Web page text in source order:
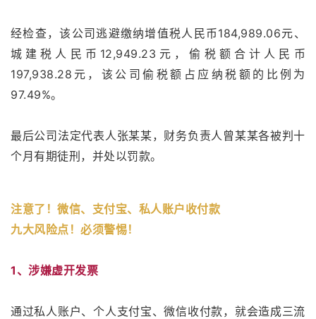
经检查，该公司逃避缴纳增值税人民币184,989.06元、
城建税人民币12,949.23元，偷税额合计人民币
197,938.28元，该公司偷税额占应纳税额的比例为
97.49%。
最后公司法定代表人张某某，财务负责人曾某某各被判十
个月有期徒刑，并处以罚款。
注意了！微信、支付宝、私人账户收付款
九大风险点！必须警惕！
1、涉嫌虚开发票
通过私人账户、个人支付宝、微信收付款，就会造成三流